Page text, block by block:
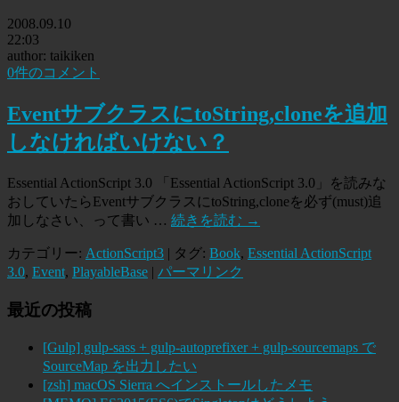
2008.09.10
22:03
author: taikiken
0件のコメント
EventサブクラスにtoString,cloneを追加
しなければいけない？
Essential ActionScript 3.0 「Essential ActionScript 3.0」を読みな
おしていたらEventサブクラスにtoString,cloneを必ず(must)追
加しなさい、って書い … 続きを読む →
カテゴリー: ActionScript3 | タグ: Book, Essential ActionScript
3.0, Event, PlayableBase | パーマリンク
最近の投稿
[Gulp] gulp-sass + gulp-autoprefixer + gulp-sourcemaps で
SourceMap を出力したい
[zsh] macOS Sierra へインストールしたメモ